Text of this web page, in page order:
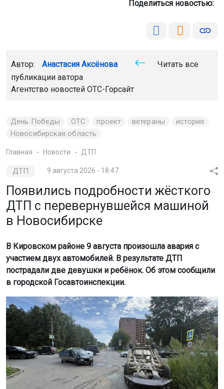
Поделиться новостью:
Автор: Анастасия Аксёнова
Читать все
публикации автора
Агентство новостей ОТС-Горсайт
День Победы ОТС проект ветераны
история
Новосибирская область
Главная Новости ДТП
ДТП 9 августа 2026 - 18:47
Появились подробности жёсткого
ДТП с перевернувшейся машиной
в Новосибирске
В Кировском районе 9 августа произошла авария с
участием двух автомобилей. В результате ДТП
пострадали две девушки и ребёнок. Об этом сообщили
в городской Госавтоинспекции.